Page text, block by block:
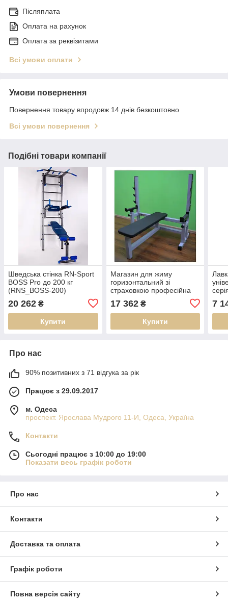
Післяплата
Оплата на рахунок
Оплата за реквізитами
Всі умови оплати
Умови повернення
Повернення товару впродовж 14 днів безкоштовно
Всі умови повернення
Подібні товари компанії
Шведська стінка RN-Sport
BOSS Pro до 200 кг
(RNS_BOSS-200)
20 262 ₴
Купити
Магазин для жиму
горизонтальний зі
страховкою професійна
(RNS_ПС-4)
17 362₴
Купити
7
Про нас
90% позитивних з 71 відгука за рік
Працює з 29.09.2017
м. Одеса
проспект. Ярослава Мудрого 11-И, Одеса, Україна
Контакти
Сьогодні працює з 10:00 до 19:00
Показати весь графік роботи
Про нас
Контакти
Доставка та оплата
Графік роботи
Повна версія сайту